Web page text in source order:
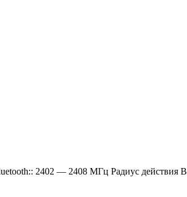
2402 — 2408 МГц Радиус действия